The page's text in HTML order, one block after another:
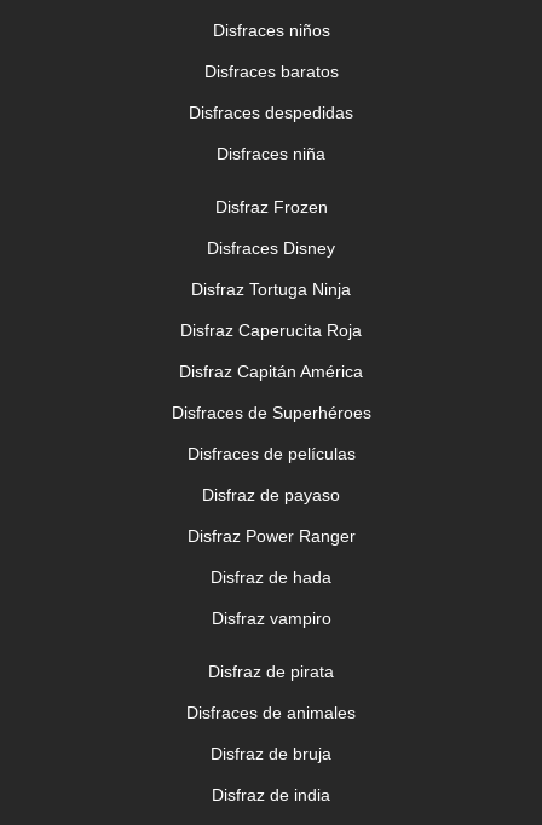
Globo letra R
3,99 €
3,99 €
AÑADIR AL CARRITO
3,99 €
AÑADIR AL CARRITO
Disfraces niños
Disfraces baratos
Disfraces despedidas
Disfraces niña
Disfraz Frozen
Disfraces Disney
Disfraz Tortuga Ninja
Disfraz Caperucita Roja
Disfraz Capitán América
Disfraces de Superhéroes
Disfraces de películas
Disfraz de payaso
Disfraz Power Ranger
Disfraz de hada
Disfraz vampiro
Disfraz de pirata
Disfraces de animales
Disfraz de bruja
Disfraz de india